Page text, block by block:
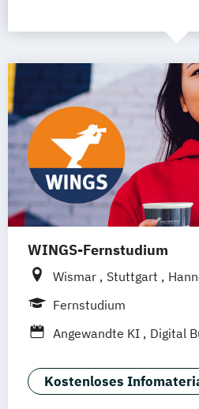
WINGS-Fernstudium
Wismar Stuttgart
Frankfurt am Main
Nürnberg
Fernstudium
Angewandte KI
Digital
IT-Forensik IT-
IT-Sicherheit und
Kostenloses